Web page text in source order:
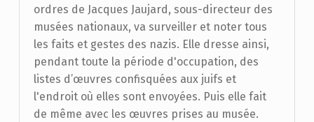
ordres de Jacques Jaujard, sous-directeur des
musées nationaux, va surveiller et noter tous
les faits et gestes des nazis. Elle dresse ainsi,
pendant toute la période d'occupation, des
listes d’œuvres confisquées aux juifs et
l'endroit où elles sont envoyées. Puis elle fait
de même avec les œuvres prises au musée.